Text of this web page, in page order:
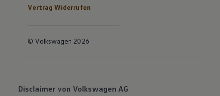
Vertrag Widerrufen
© Volkswagen 2026
Disclaimer von Volkswagen AG